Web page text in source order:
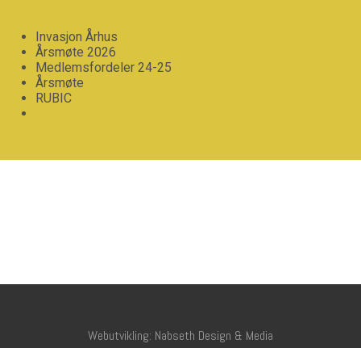
Invasjon Århus
Årsmøte 2026
Medlemsfordeler 24-25
Årsmøte
RUBIC
Webutvikling: Nabseth Design & Media